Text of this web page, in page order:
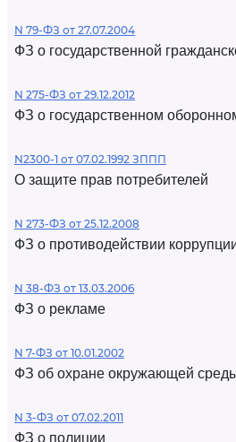
N 79-ФЗ от 27.07.2004
ФЗ о государственной
N 275-ФЗ от 29.12.2012
ФЗ о государственном
N2300-1 от 07.02.1992 ЗППП
О защите прав потребителей
N 273-ФЗ от 25.12.2008
ФЗ о противодействии
N 38-ФЗ от 13.03.2006
ФЗ о рекламе
N 7-ФЗ от 10.01.2002
ФЗ об охране окружающей
N 3-ФЗ от 07.02.2011
ФЗ о полиции